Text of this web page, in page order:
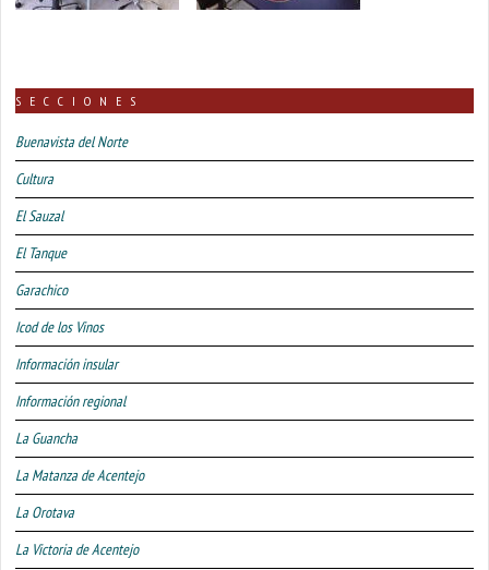
SECCIONES
Buenavista del Norte
Cultura
El Sauzal
El Tanque
Garachico
Icod de los Vinos
Información insular
Información regional
La Guancha
La Matanza de Acentejo
La Orotava
La Victoria de Acentejo